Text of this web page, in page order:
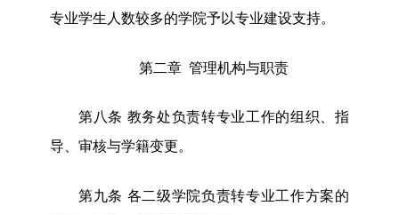
专业学生人数较多的学院予以专业建设支持。
第二章 管理机构与职责
第八条 教务处负责转专业工作的组织、指
导、审核与学籍变更。
第九条 各二级学院负责转专业工作方案的